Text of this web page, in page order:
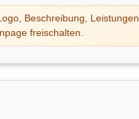
Beschreibung, Leistungen,
freischalten.